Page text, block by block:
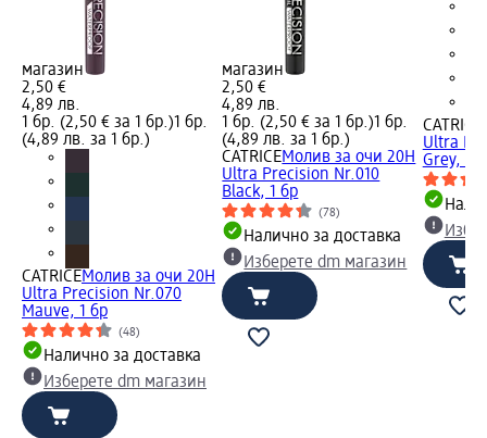
магазин
2,50 €
4,89 лв.
1 бр. (2,50 € за 1 бр.)1 бр.
(4,89 лв. за 1 бр.)
CATRICEМолив за очи 20H
Ultra Precision Nr.070
Mauve, 1 бр
(48)
Налично за доставка
Изберете dm магазин
магазин
2,50 €
4,89 лв.
1 бр. (2,50 € за 1 бр.)1 бр.
(4,89 лв. за 1 бр.)
CATRICEМолив за очи 20H
Ultra Precision Nr.010
Black, 1 бр
(78)
Налично за доставка
Изберете dm магазин
CATRICE
Ultra
Grey, 1